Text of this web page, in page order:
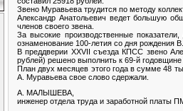
Звено Муравьева трудится по методу
Александр Анатольевич ведет большую
членов своего звена.
За высокие производственные
ознаменование 100-летия со дня рождения
В преддверии XXVII съезда КПСС звено
рублей) решено выполнить к 69-й
План двух месяцев этого года в сумме 48
А. Муравьева свое слово сдержали.
А. МАЛЫШЕВА,
инженер отдела труда и заработной платы